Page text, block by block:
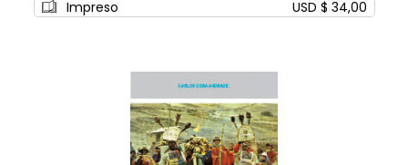
Impreso USD $ 34,00